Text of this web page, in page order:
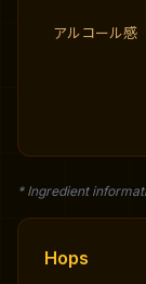
アルコール感
* Ingredient
Hops